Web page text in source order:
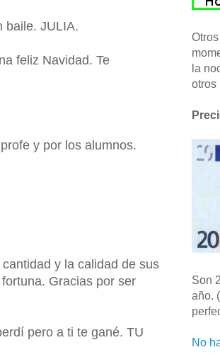
baile. JULIA.
feliz Navidad. Te
y por los alumnos.
y la calidad de sus
Gracias por ser
pero a ti te gané. TU
Otros
la
otros
Son
año.
No